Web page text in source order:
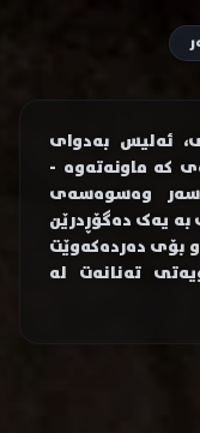
ئەلیس بەدوای
کە ماونەتەوە -
وەسوەسەی
بە یەک دەگۆڕدرێن
بۆی دەردەکەوێت
تەنانەت لە